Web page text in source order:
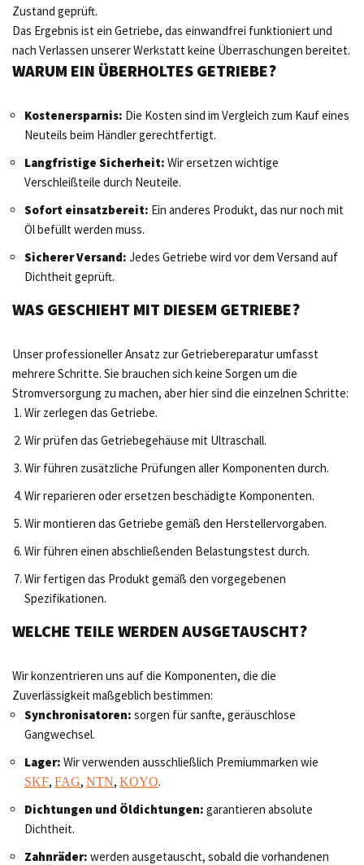
Zustand geprüft.
Das Ergebnis ist ein Getriebe, das einwandfrei funktioniert und
nach Verlassen unserer Werkstatt keine Überraschungen bereitet.
WARUM EIN ÜBERHOLTES GETRIEBE?
Kostenersparnis: Die Kosten sind im Vergleich zum Kauf eines
Neuteils beim Händler gerechtfertigt.
Langfristige Sicherheit: Wir ersetzen wichtige
Verschleißteile durch Neuteile.
Sofort einsatzbereit: Ein anderes Produkt, das nur noch mit
Öl befüllt werden muss.
Sicherer Versand: Jedes Getriebe wird vor dem Versand auf
Dichtheit geprüft.
WAS GESCHIEHT MIT DIESEM GETRIEBE?
Unser professioneller Ansatz zur Getriebereparatur umfasst
mehrere Schritte. Sie brauchen sich keine Sorgen um die
Stromversorgung zu machen, aber hier sind die einzelnen Schritte:
Wir zerlegen das Getriebe.
Wir prüfen das Getriebegehäuse mit Ultraschall.
Wir führen zusätzliche Prüfungen aller Komponenten durch.
Wir reparieren oder ersetzen beschädigte Komponenten.
Wir montieren das Getriebe gemäß den Herstellervorgaben.
Wir führen einen abschließenden Belastungstest durch.
Wir fertigen das Produkt gemäß den vorgegebenen
Spezifikationen.
WELCHE TEILE WERDEN AUSGETAUSCHT?
Wir konzentrieren uns auf die Komponenten, die die
Zuverlässigkeit maßgeblich bestimmen:
Synchronisatoren: sorgen für sanfte, geräuschlose
Gangwechsel.
Lager: Wir verwenden ausschließlich Premiummarken wie
SKF, FAG, NTN, KOYO.
Dichtungen und Öldichtungen: garantieren absolute
Dichtheit.
Zahnräder: werden ausgetauscht, sobald die vorhandenen